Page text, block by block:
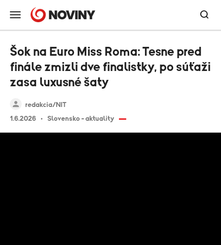
redakcia/NIT
1.6.2026
Slovensko - aktuality
Šok na Euro Miss Roma: Tesne pred
finále zmizli dve finalistky, po súťaži
zasa luxusné šaty